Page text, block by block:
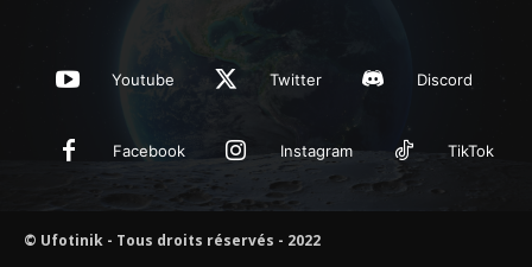
Youtube Twitter Discord
Facebook Instagram TikTok
© Ufotinik - Tous droits réservés - 2022